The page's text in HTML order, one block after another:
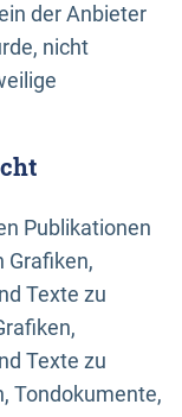
der Anbieter
nicht
Publikationen
Grafiken,
Texte zu
Texte zu
Tondokumente,